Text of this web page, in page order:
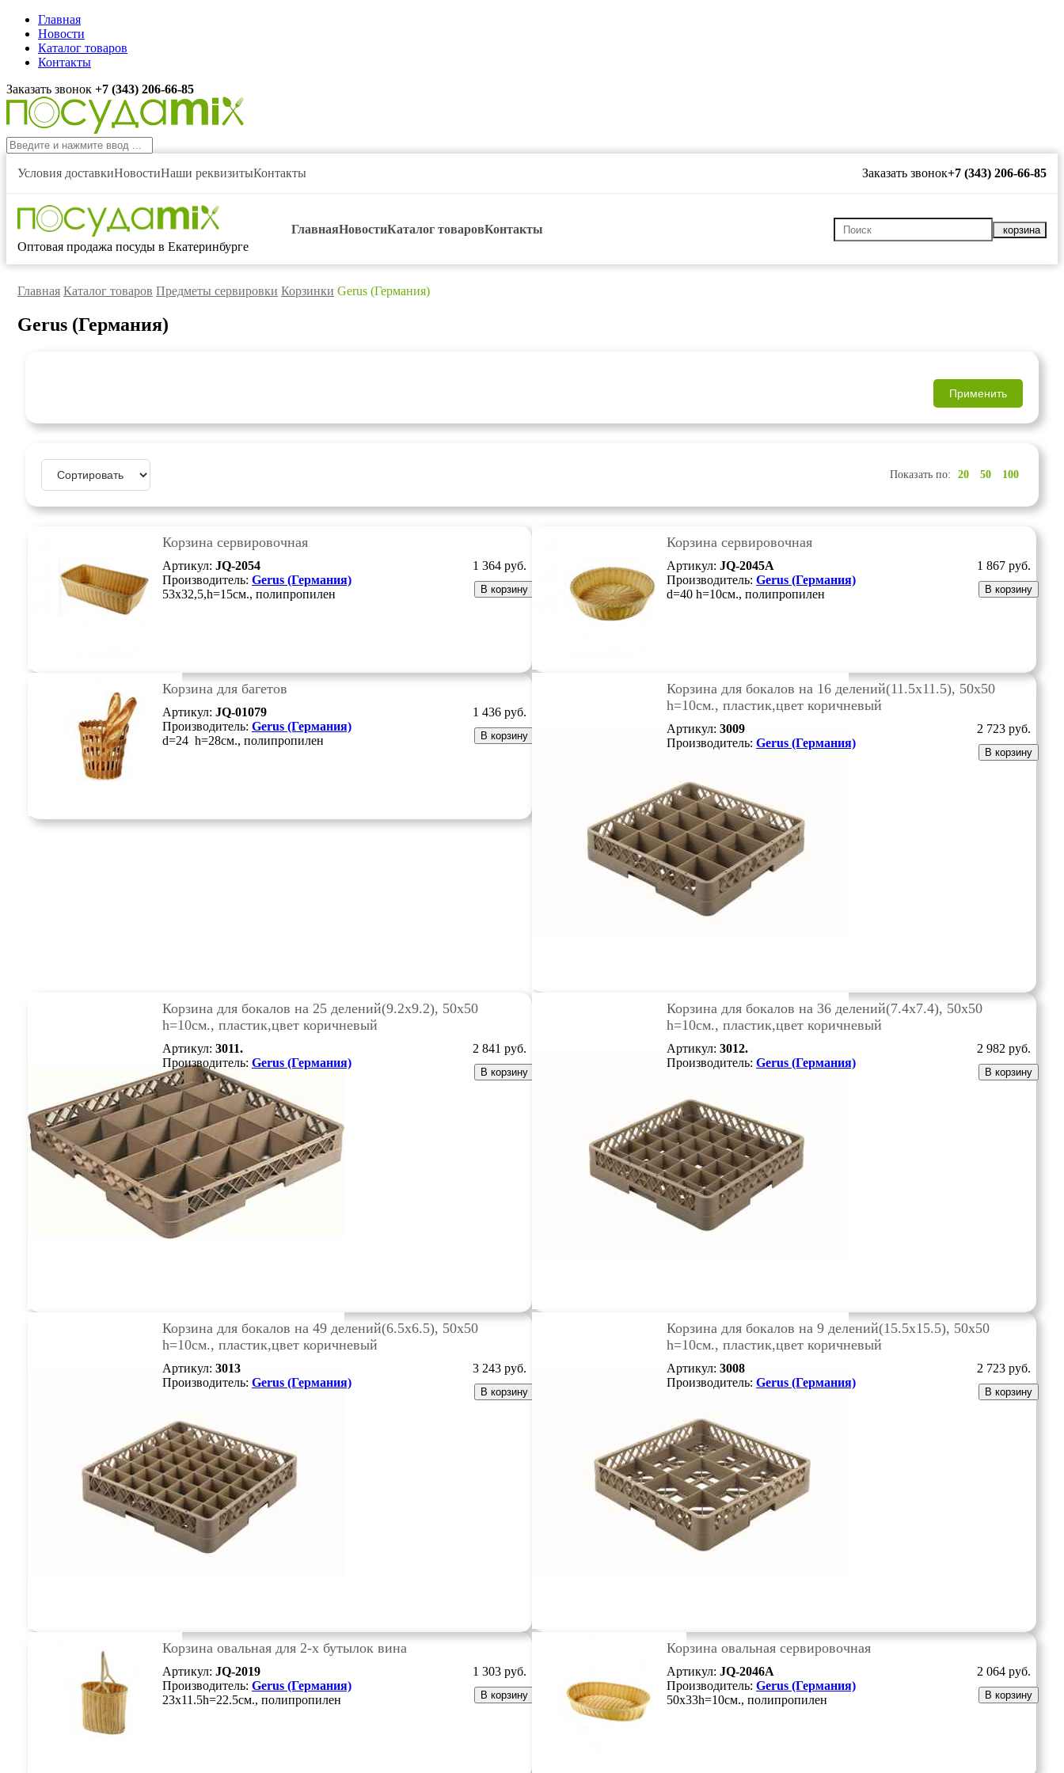
Главная
Новости
Каталог товаров
Контакты
Заказать звонок +7 (343) 206-66-85
Условия доставкиНовостиНаши реквизитыКонтакты Заказать звонок+7 (343) 206-66-85
Оптовая продажа посуды в Екатеринбурге
ГлавнаяНовостиКаталог товаровКонтакты корзина
Главная Каталог товаров Предметы сервировки Корзинки Gerus (Германия)
Gerus (Германия)
Показать по: 20 50 100
Корзина сервировочная
Артикул: JQ-2054
Производитель: Gerus (Германия)
53х32,5,h=15см., полипропилен
1 364 руб.
В корзину
Корзина сервировочная
Артикул: JQ-2045A
Производитель: Gerus (Германия)
d=40 h=10см., полипропилен
1 867 руб.
В корзину
Корзина для багетов
Артикул: JQ-01079
Производитель: Gerus (Германия)
d=24 h=28см., полипропилен
1 436 руб.
В корзину
Корзина для бокалов на 16 делений(11.5х11.5), 50х50
h=10см., пластик,цвет коричневый
Артикул: 3009
Производитель: Gerus (Германия)
2 723 руб.
В корзину
Корзина для бокалов на 25 делений(9.2х9.2), 50х50
h=10см., пластик,цвет коричневый
Артикул: 3011.
Производитель: Gerus (Германия)
2 841 руб.
В корзину
Корзина для бокалов на 36 делений(7.4х7.4), 50х50
h=10см., пластик,цвет коричневый
Артикул: 3012.
Производитель: Gerus (Германия)
2 982 руб.
В корзину
Корзина для бокалов на 49 делений(6.5х6.5), 50х50
h=10см., пластик,цвет коричневый
Артикул: 3013
Производитель: Gerus (Германия)
3 243 руб.
В корзину
Корзина для бокалов на 9 делений(15.5х15.5), 50х50
h=10см., пластик,цвет коричневый
Артикул: 3008
Производитель: Gerus (Германия)
2 723 руб.
В корзину
Корзина овальная для 2-х бутылок вина
Артикул: JQ-2019
Производитель: Gerus (Германия)
23х11.5h=22.5см., полипропилен
1 303 руб.
В корзину
Корзина овальная сервировочная
Артикул: JQ-2046A
Производитель: Gerus (Германия)
50х33h=10см., полипропилен
2 064 руб.
В корзину